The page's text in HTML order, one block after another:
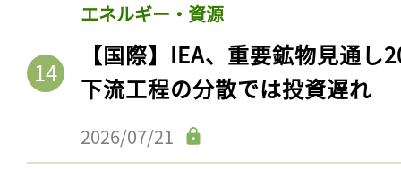
エネルギー・資源
【国際】IEA、重要鉱物見通
下流工程の分散では投資遅れ
2026/07/21